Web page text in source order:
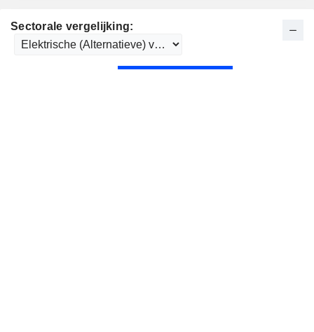
Sectorale vergelijking: